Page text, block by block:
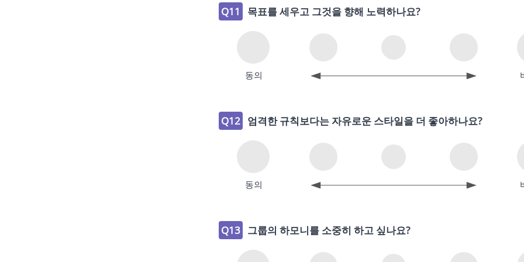
Q11 목표를 세우고 그것을 향해 노력하나요?
동의
Q12 엄격한 규칙보다는 자유로운 스타일을 더 좋아하나요?
동의
Q13 그룹의 하모니를 소중히 하고 싶나요?